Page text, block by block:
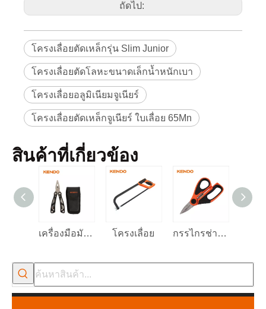
ถัดไป:
โครงเลื่อยตัดเหล็กรุ่น Slim Junior
โครงเลื่อยตัดโลหะขนาดเล็กน้ำหนักเบา
โครงเลื่อยอลูมิเนียมจูเนียร์
โครงเลื่อยตัดเหล็กจูเนียร์ ใบเลื่อย 65Mn
สินค้าที่เกี่ยวข้อง
เครื่องมือมัลติฟังก์ชั่น 13-in-1 โครงเลื่อย กรรไกรช่างไฟฟ้า